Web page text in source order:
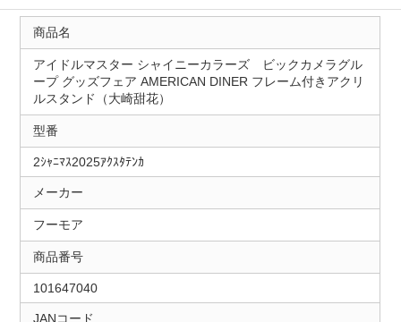
商品名
アイドルマスター シャイニーカラーズ ビックカメラグル
ープ グッズフェア AMERICAN DINER フレーム付きアクリ
ルスタンド（大崎甜花）
型番
2ｼｬﾆﾏｽ2025ｱｸｽﾀﾃﾝｶ
メーカー
フーモア
商品番号
101647040
JANコード